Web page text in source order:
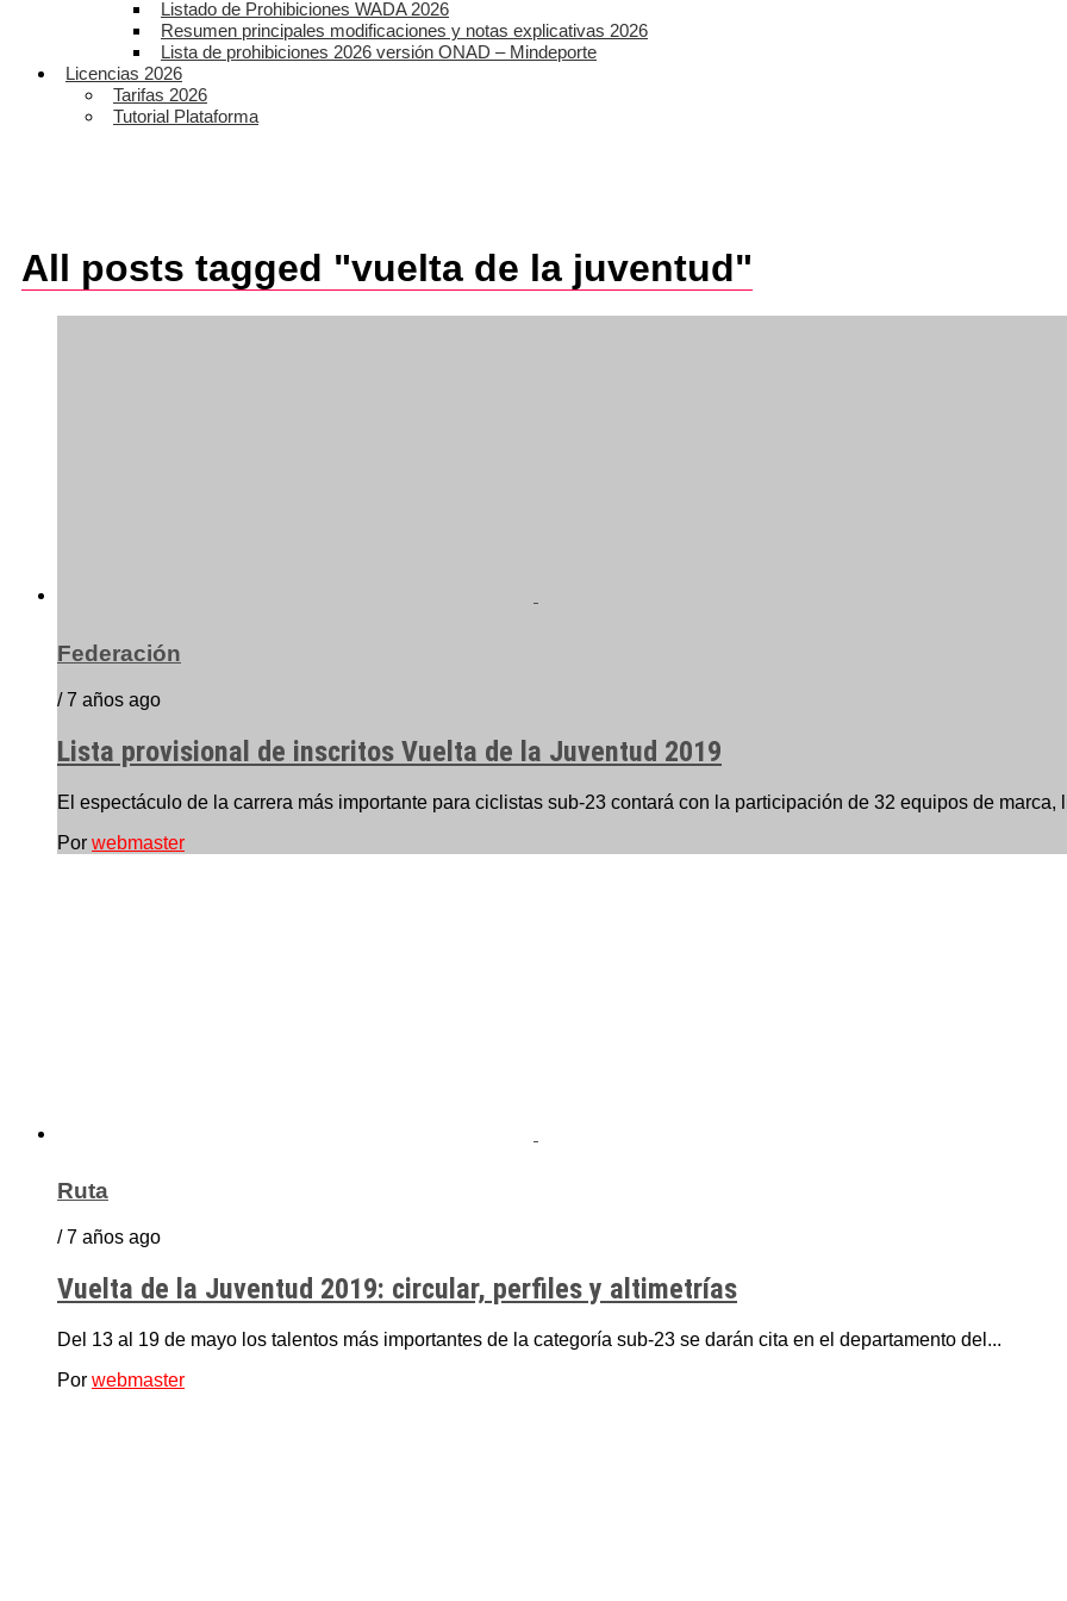
Listado de Prohibiciones WADA 2026
Resumen principales modificaciones y notas explicativas 2026
Lista de prohibiciones 2026 versión ONAD – Mindeporte
Licencias 2026
Tarifas 2026
Tutorial Plataforma
All posts tagged "vuelta de la juventud"
Federación
/ 7 años ago
Lista provisional de inscritos Vuelta de la Juventud 2019
El espectáculo de la carrera más importante para ciclistas sub-23 contará con la participación de 32 equipos de marca,
Por webmaster
Ruta
/ 7 años ago
Vuelta de la Juventud 2019: circular, perfiles y altimetrías
Del 13 al 19 de mayo los talentos más importantes de la categoría sub-23 se darán cita en el departamento del...
Por webmaster